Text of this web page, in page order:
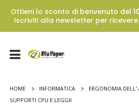
Ottieni lo sconto di benvenuto del
Iscriviti alla newsletter per
Toggle
HOME INFORMATICA
ERGONOMIA DELL'
SUPPORTI CPU E LEGGII